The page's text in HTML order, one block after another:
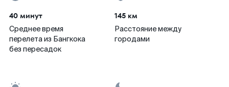
40 минут
Среднее время
перелета из Бангкока
без пересадок
145 км
Расстояние между
городами